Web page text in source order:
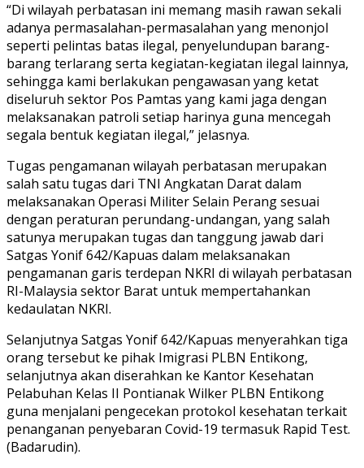
“Di wilayah perbatasan ini memang masih rawan sekali
adanya permasalahan-permasalahan yang menonjol
seperti pelintas batas ilegal, penyelundupan barang-
barang terlarang serta kegiatan-kegiatan ilegal lainnya,
sehingga kami berlakukan pengawasan yang ketat
diseluruh sektor Pos Pamtas yang kami jaga dengan
melaksanakan patroli setiap harinya guna mencegah
segala bentuk kegiatan ilegal,” jelasnya.
Tugas pengamanan wilayah perbatasan merupakan
salah satu tugas dari TNI Angkatan Darat dalam
melaksanakan Operasi Militer Selain Perang sesuai
dengan peraturan perundang-undangan, yang salah
satunya merupakan tugas dan tanggung jawab dari
Satgas Yonif 642/Kapuas dalam melaksanakan
pengamanan garis terdepan NKRI di wilayah perbatasan
RI-Malaysia sektor Barat untuk mempertahankan
kedaulatan NKRI.
Selanjutnya Satgas Yonif 642/Kapuas menyerahkan tiga
orang tersebut ke pihak Imigrasi PLBN Entikong,
selanjutnya akan diserahkan ke Kantor Kesehatan
Pelabuhan Kelas II Pontianak Wilker PLBN Entikong
guna menjalani pengecekan protokol kesehatan terkait
penanganan penyebaran Covid-19 termasuk Rapid Test.
(Badarudin).